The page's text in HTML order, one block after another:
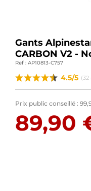
CARTES
NOUS
Gants
CARBON V2 -
Ref : AP10813-C757
4.5/5 (32
Prix public conseillé :
89,90